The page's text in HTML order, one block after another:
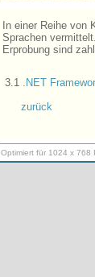
In einer Reihe von
Sprachen
Erprobung sind
3.1
.NET
zurück
Optimiert für 1024 x 768